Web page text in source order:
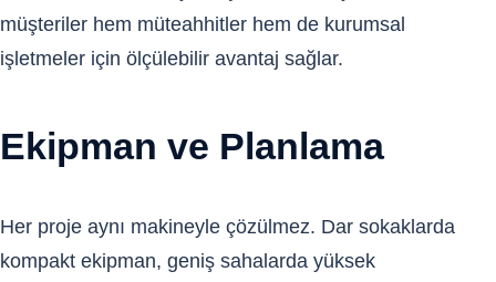
müşteriler hem müteahhitler hem de kurumsal
işletmeler için ölçülebilir avantaj sağlar.
Ekipman ve Planlama
Her proje aynı makineyle çözülmez. Dar sokaklarda
kompakt ekipman, geniş sahalarda yüksek